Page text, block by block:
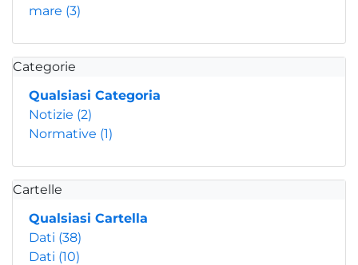
mare (3)
Categorie
Qualsiasi Categoria
Notizie (2)
Normative (1)
Cartelle
Qualsiasi Cartella
Dati (38)
Dati (10)